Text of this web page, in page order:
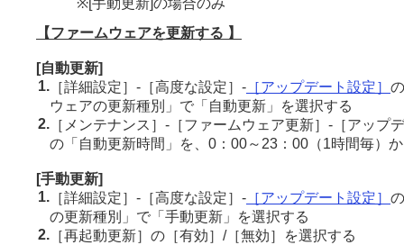
※[手動更新]の場合のみ
【ファームウェアを更新する 】
[自動更新]
1. ［詳細設定］-［高度な設定］- ［アップデート設定］
ウェアの更新種別」で「自動更新」を選択する
2. ［メンテナンス］-［ファームウェア更新］-［アップ
の「自動更新時間」を、0：00～23：00（1時間毎）
[手動更新]
1. ［詳細設定］-［高度な設定］- ［アップデート設定］
の更新種別」で「手動更新」を選択する
2. ［再起動更新］の［有効］/［無効］を選択する